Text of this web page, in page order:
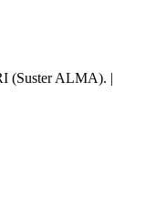
(Suster ALMA). |